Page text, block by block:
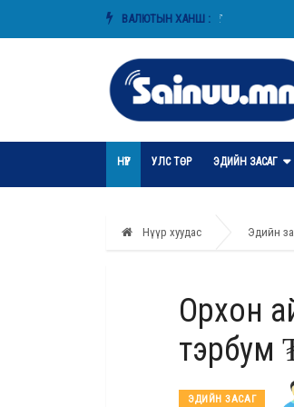
ВАЛЮТЫН ХАНШ :
АНУ-ын доллар - USD - 3593₮
НҮҮР УЛС ТӨР ЭДИЙН ЗАСАГ
Нүүр хуудас Эдийн
Орхон
тэрбум
ЭДИЙН ЗАСАГ